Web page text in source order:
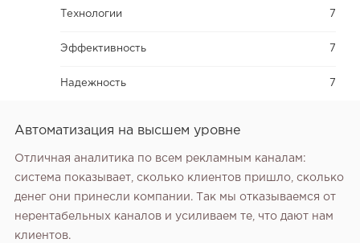
Технологии 7
Эффективность 7
Надежность 7
Автоматизация на высшем уровне
Отличная аналитика по всем рекламным каналам:
система показывает, сколько клиентов пришло, сколько
денег они принесли компании. Так мы отказываемся от
нерентабельных каналов и усиливаем те, что дают нам
клиентов.